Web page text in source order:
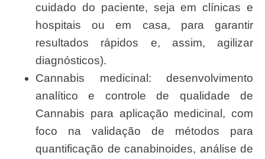
cuidado do paciente, seja em clínicas e
hospitais ou em casa, para garantir
resultados rápidos e, assim, agilizar
diagnósticos).
Cannabis medicinal: desenvolvimento
analítico e controle de qualidade de
Cannabis para aplicação medicinal, com
foco na validação de métodos para
quantificação de canabinoides, análise de